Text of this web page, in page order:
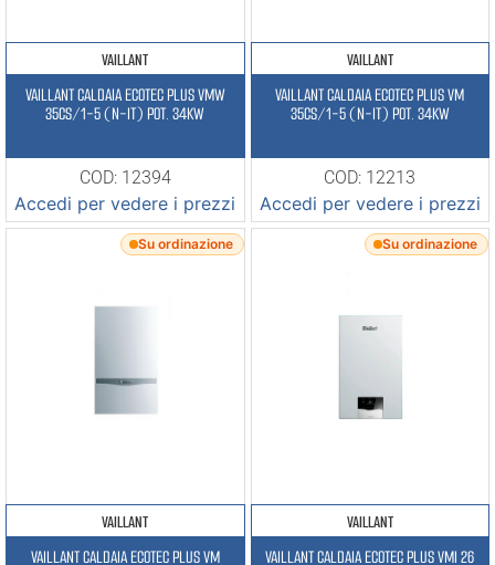
VAILLANT
VAILLANT CALDAIA ECOTEC PLUS VMW
35CS/1-5 (N-IT) POT. 34KW
COD: 12394
Accedi per vedere i prezzi
VAILLANT
VAILLANT CALDAIA ECOTEC PLUS VM
35CS/1-5 (N-IT) POT. 34KW
COD: 12213
Accedi per vedere i prezzi
Su ordinazione
VAILLANT
VAILLANT CALDAIA ECOTEC PLUS VM
Su ordinazione
VAILLANT
VAILLANT CALDAIA ECOTEC PLUS VMI 26